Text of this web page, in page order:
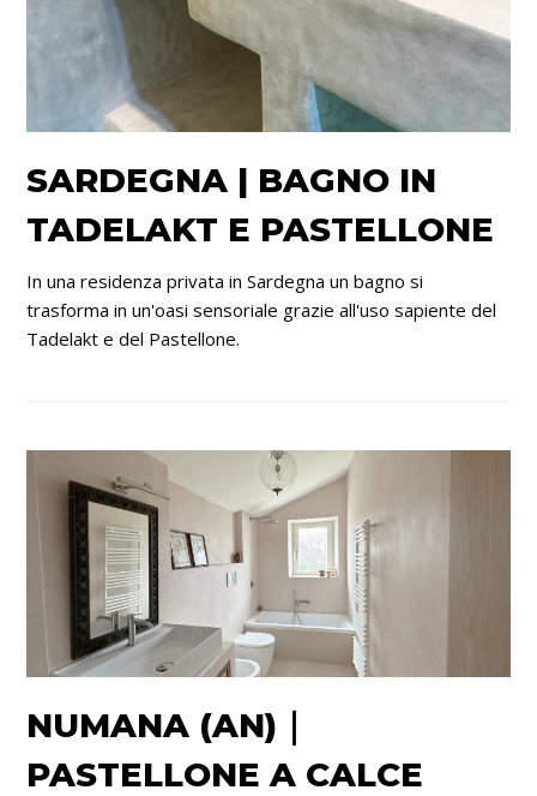
SARDEGNA | BAGNO IN
TADELAKT E PASTELLONE
In una residenza privata in Sardegna un bagno si
trasforma in un'oasi sensoriale grazie all'uso sapiente del
Tadelakt e del Pastellone.
NUMANA (AN)｜
PASTELLONE A CALCE